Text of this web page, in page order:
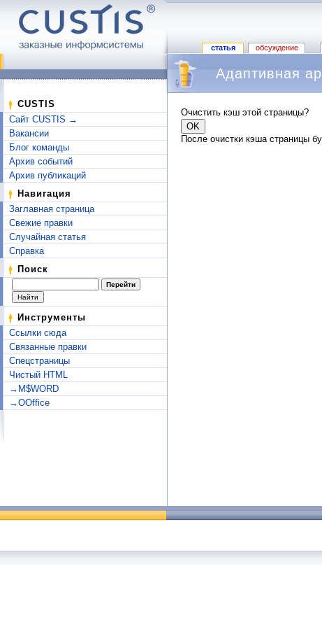
статья обсуждение
CUSTIS
Сайт CUSTIS →
Вакансии
Блог команды
Архив событий
Архив публикаций
Навигация
Заглавная страница
Свежие правки
Случайная статья
Справка
Поиск
Инструменты
Ссылки сюда
Связанные правки
Спецстраницы
Чистый HTML
→M$WORD
→OOffice
Адаптивная
Очистить кэш этой страницы?
После очистки кэша страницы